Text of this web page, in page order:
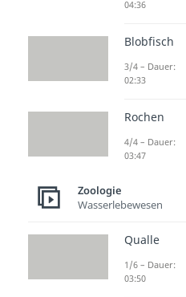
seitlich
Manchmal
Faultiers
Woher
seinem Fell
dienen die
und sogar als
Neben
Motten in
04:36
Blobfisch
3/4 – Dauer:
02:33
Rochen
4/4 – Dauer:
03:47
Zoologie
Wasserlebewesen
Qualle
1/6 – Dauer:
03:50